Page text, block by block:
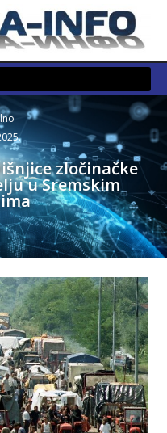
zločinačke
u Sremskim